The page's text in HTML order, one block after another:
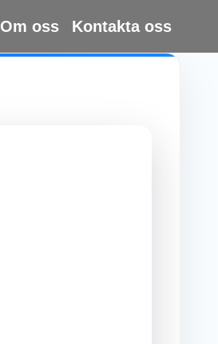
Om oss Kontakta oss